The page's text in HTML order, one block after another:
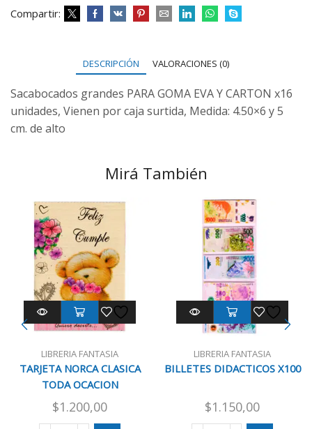
Compartir:
DESCRIPCIÓN VALORACIONES (0)
Sacabocados grandes PARA GOMA EVA Y CARTON x16
unidades, Vienen por caja surtida, Medida: 4.50×6 y 5
cm. de alto
Mirá También
LIBRERIA FANTASIA
TARJETA NORCA CLASICA
TODA OCACION
$1.200,00
LIBRERIA FANTASIA
BILLETES DIDACTICOS X100
$1.150,00